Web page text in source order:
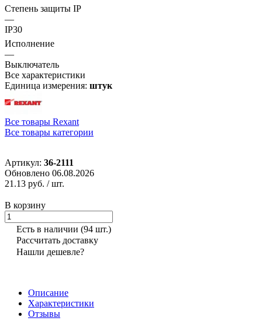
Степень защиты IP
—
IP30
Исполнение
—
Выключатель
Все характеристики
Единица измерения: штук
Все товары Rexant
Все товары категории
Артикул: 36-2111
Обновлено 06.08.2026
21.13 руб. / шт.
В корзину
Есть в наличии (94 шт.)
Рассчитать доставку
Нашли дешевле?
Описание
Характеристики
Отзывы